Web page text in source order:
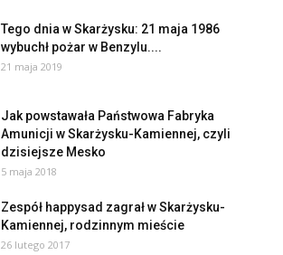
Tego dnia w Skarżysku: 21 maja 1986
wybuchł pożar w Benzylu....
21 maja 2019
Jak powstawała Państwowa Fabryka
Amunicji w Skarżysku-Kamiennej, czyli
dzisiejsze Mesko
5 maja 2018
Zespół happysad zagrał w Skarżysku-
Kamiennej, rodzinnym mieście
26 lutego 2017